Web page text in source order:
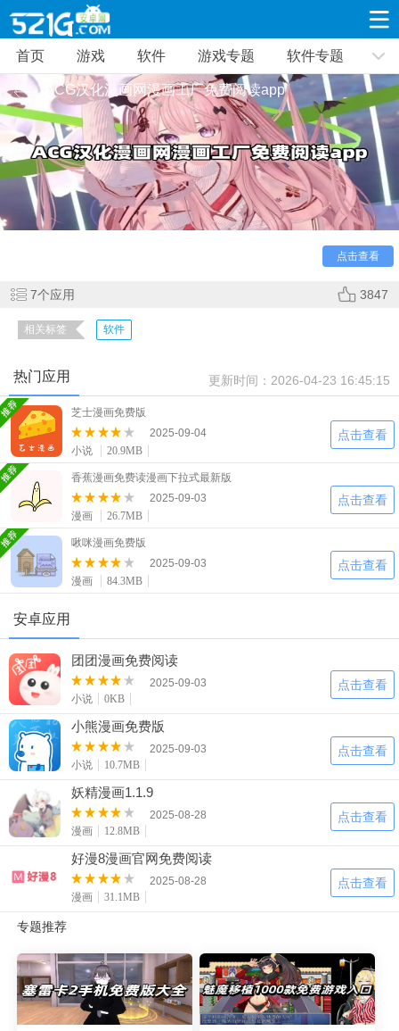
游戏 软件 游戏专题 软件专题 新闻资讯
角色扮演
19309款应用
射击枪战
8691款应用
策略塔防
10005款应用
休闲益智
39321款应用
动作闯关
12960款应用
冒险解谜
9182款应用
体育运动
音乐舞蹈
二次元
586款应用
10765款应用
940款应用
仙侠手游
485款应用
手赚网赚
446款应用
34款应用
三国游戏
3931款应用
像素游戏
700款应用
其他
游戏攻略
63款应用
热点新闻
首页 游戏 软件 游戏专题 软件专题
ACG汉化漫画网漫画工厂免费阅读app
点击查看
多好用的漫画软件等你来体验!
7个应用 3847
相关标签 软件
热门应用 更新时间： 2026-04-23 16:45:15
芝士漫画免费版
2025-09-04
小说
20.9MB
点击查看
香蕉漫画免费读漫画下拉式最新版
2025-09-03
漫画
26.7MB
点击查看
啾咪漫画免费版
2025-09-03
漫画
84.3MB
点击查看
安卓应用
团团漫画免费阅读
2025-09-03
小说
0KB
点击查看
小熊漫画免费版
2025-09-03
小说
10.7MB
点击查看
妖精漫画1.1.9
2025-08-28
漫画
12.8MB
点击查看
好漫8漫画官网免费阅读
2025-08-28
漫画
31.1MB
点击查看
专题推荐